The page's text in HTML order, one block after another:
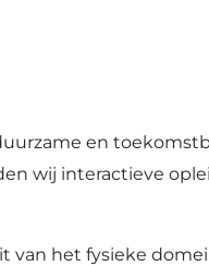
en
wij interactieve
van het fysieke